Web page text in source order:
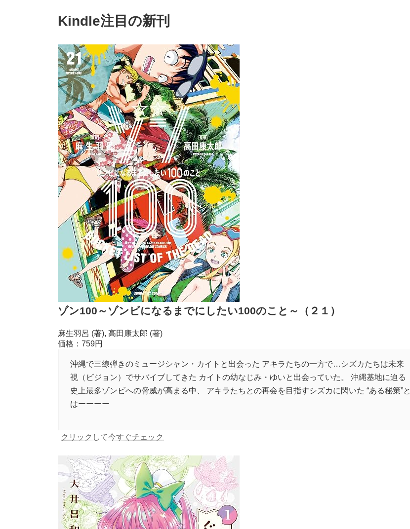
Kindle注目の新刊
ゾン100～ゾンビになるまでにしたい100のこと～（２１）
麻生羽呂 (著), 高田康太郎 (著)
価格：759円
沖縄で三線弾きのミュージシャン・カイトと出会った アキラたちの一方で…シズカたちは未来
視（ビジョン）でサバイブしてきた カイトの幼なじみ・ゆいと出会っていた。 沖縄基地に迫る
史上最多ゾンビへの脅威が高まる中、 アキラたちとの再会を目指すシズカに閃いた “ある秘策”と
はーーーー
クリックして今すぐチェック